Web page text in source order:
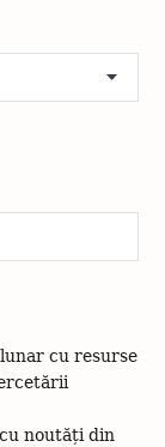
cu resurse
noutăți din